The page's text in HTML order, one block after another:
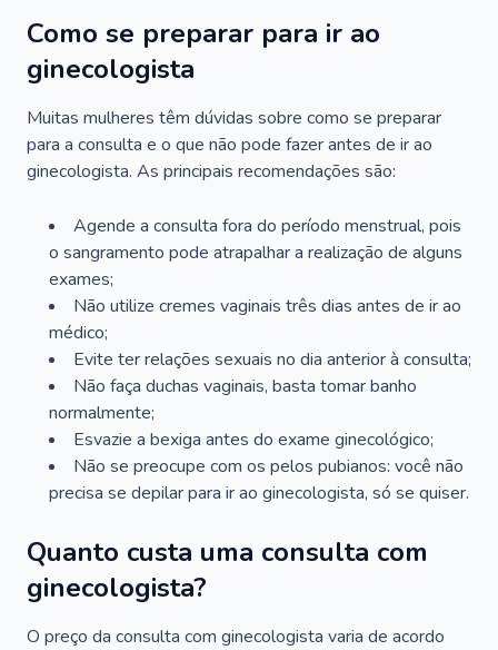
Como se preparar para ir ao
ginecologista
Muitas mulheres têm dúvidas sobre como se preparar
para a consulta e o que não pode fazer antes de ir ao
ginecologista. As principais recomendações são:
Agende a consulta fora do período menstrual, pois
o sangramento pode atrapalhar a realização de alguns
exames;
Não utilize cremes vaginais três dias antes de ir ao
médico;
Evite ter relações sexuais no dia anterior à consulta;
Não faça duchas vaginais, basta tomar banho
normalmente;
Esvazie a bexiga antes do exame ginecológico;
Não se preocupe com os pelos pubianos: você não
precisa se depilar para ir ao ginecologista, só se quiser.
Quanto custa uma consulta com
ginecologista?
O preço da consulta com ginecologista varia de acordo